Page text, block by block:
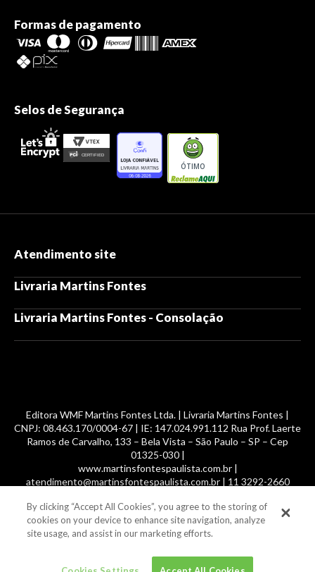
Formas de pagamento
Selos de Segurança
ÓTIMO
Atendimento site
Livraria Martins Fontes
Livraria Martins Fontes - Consolação
Editora WMF Martins Fontes Ltda. | Livraria Martins Fontes |
CNPJ: 08.463.170/0004-67 | IE: 147.024.991.112 Rua Prof. Laerte
Ramos de Carvalho, 133 – Bela Vista – São Paulo – SP – Cep
01325-030 |
www.martinsfontespaulista.com.br |
atendimento@martinsfontespaulista.com.br | 11 3292-2660
© 2014 -2026, MartinsFontes livros nacionais e importados,
com mais de 700 mil títulos. Todos os direitos reservados.
By clicking “Accept All Cookies”, you agree to the storing of
cookies on your device to enhance site navigation, analyze
site usage, and assist in our marketing efforts.